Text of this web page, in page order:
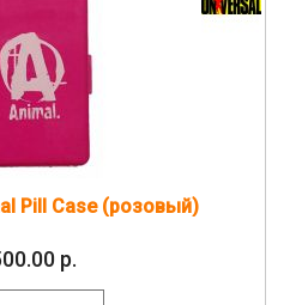
Pill Case (розовый)
р.